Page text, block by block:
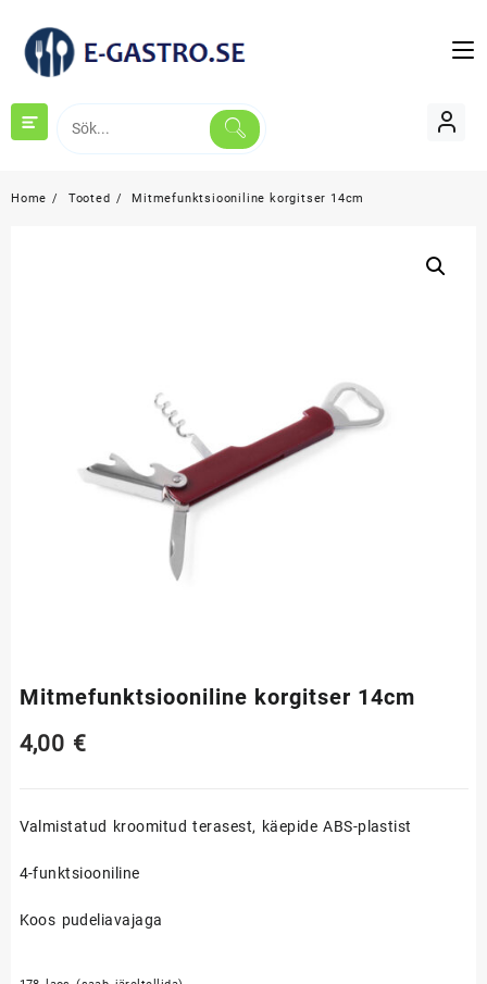
content
Home Tooted Mitmefunktsiooniline korgitser 14cm
Mitmefunktsiooniline korgitser 14cm
4,00 €
Valmistatud kroomitud terasest, käepide ABS-plastist
4-funktsiooniline
Koos pudeliavajaga